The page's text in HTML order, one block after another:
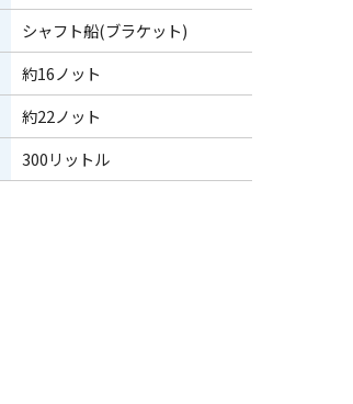
シャフト船(ブラケット)
約16ノット
約22ノット
300リットル